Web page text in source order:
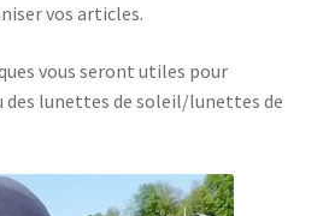
vos articles.
vous seront utiles pour
des lunettes de soleil/lunettes de